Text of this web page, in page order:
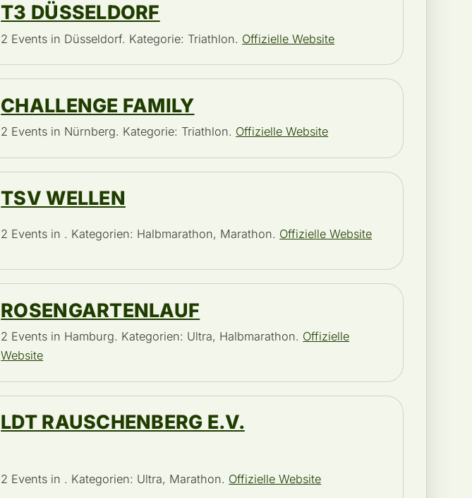
T3 DÜSSELDORF
2 Events in Düsseldorf. Kategorie: Triathlon. Offizielle Website
CHALLENGE FAMILY
2 Events in Nürnberg. Kategorie: Triathlon. Offizielle Website
TSV WELLEN
2 Events in . Kategorien: Halbmarathon, Marathon. Offizielle Website
ROSENGARTENLAUF
2 Events in Hamburg. Kategorien: Ultra, Halbmarathon. Offizielle
Website
LDT RAUSCHENBERG E.V.
2 Events in . Kategorien: Ultra, Marathon. Offizielle Website